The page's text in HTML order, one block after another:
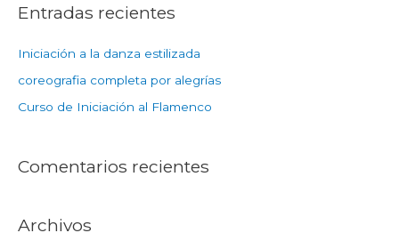
Entradas recientes
Iniciación a la danza estilizada
coreografia completa por alegrías
Curso de Iniciación al Flamenco
Comentarios recientes
Archivos